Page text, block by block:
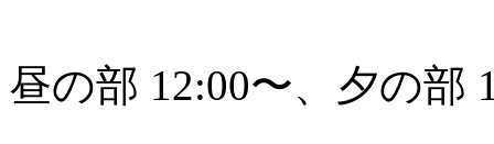
昼の部 12:00〜、夕の部